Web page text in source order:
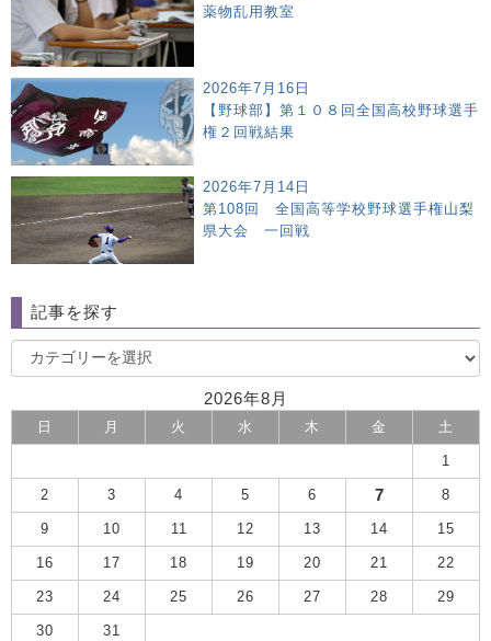
薬物乱用教室
2026年7月16日
【野球部】第１０８回全国高校野球選手
権２回戦結果
2026年7月14日
第108回 全国高等学校野球選手権山梨
県大会 一回戦
記事を探す
2026年8月
日 月 火 水 木 金 土
1
2 3 4 5 6 7 8
9 10 11 12 13 14 15
16 17 18 19 20 21 22
23 24 25 26 27 28 29
30 31